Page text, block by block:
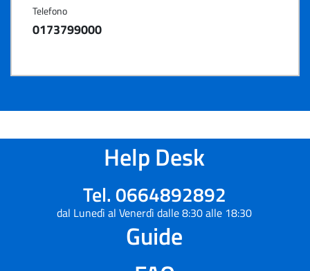
Telefono
0173799000
Help Desk
Tel. 0664892892
dal Lunedì al Venerdì dalle 8:30 alle 18:30
Guide